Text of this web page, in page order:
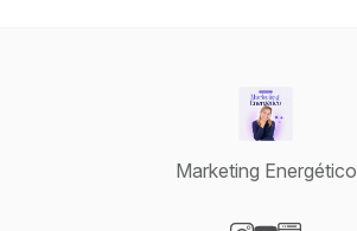
Marketing Energético